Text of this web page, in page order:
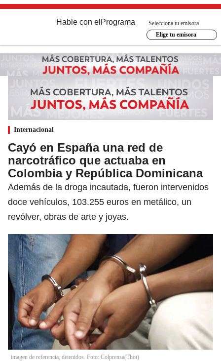
Hable con el Programa
Selecciona tu emisora
Elige tu emisora
Internacional
Cayó en España una red de
narcotráfico que actuaba en
Colombia y República Dominicana
Además de la droga incautada, fueron intervenidos
doce vehículos, 103.255 euros en metálico, un
revólver, obras de arte y joyas.
imagen de referencia, detenidos. Foto: Colprensa(Thot)